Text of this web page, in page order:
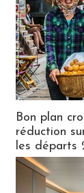
Bon plan
réduction
les départs